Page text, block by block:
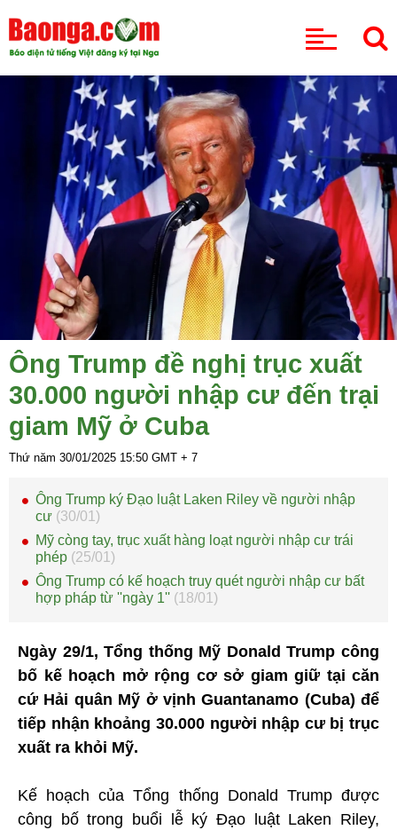
Ông Trump đề nghị trục xuất
30.000 người nhập cư đến trại
giam Mỹ ở Cuba
Thứ năm 30/01/2025 15:50 GMT + 7
Ông Trump ký Đạo luật Laken Riley về người nhập
cư (30/01)
Mỹ còng tay, trục xuất hàng loạt người nhập cư trái
phép (25/01)
Ông Trump có kế hoạch truy quét người nhập cư bất
hợp pháp từ ''ngày 1'' (18/01)
Ngày 29/1, Tổng thống Mỹ Donald Trump công
bố kế hoạch mở rộng cơ sở giam giữ tại căn
cứ Hải quân Mỹ ở vịnh Guantanamo (Cuba) để
tiếp nhận khoảng 30.000 người nhập cư bị trục
xuất ra khỏi Mỹ.
Kế hoạch của Tổng thống Donald Trump được
công bố trong buổi lễ ký Đạo luật Laken Riley,